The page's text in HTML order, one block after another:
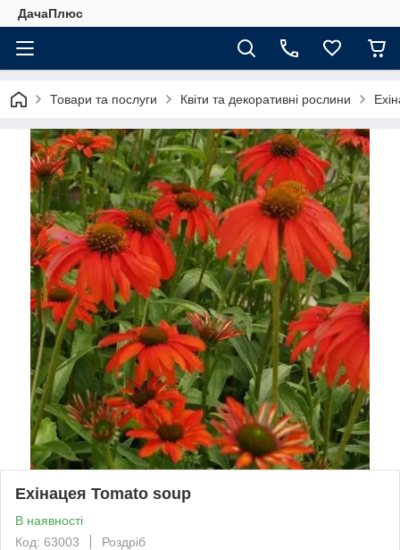
ДачаПлюс
Товари та послуги Квіти та декоративні рослини
Ехінацея Tomato soup
В наявності
Код: 63003
Роздріб